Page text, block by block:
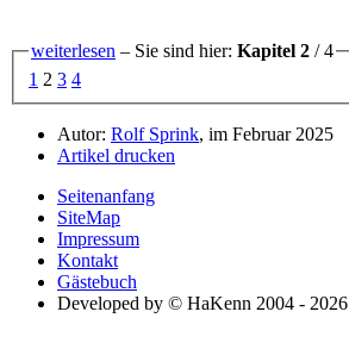
weiterlesen – Sie sind hier: Kapitel 2 / 4
1 2 3 4
Autor: Rolf Sprink, im Februar 2025
Artikel drucken
Seitenanfang
SiteMap
Impressum
Kontakt
Gästebuch
Developed by © HaKenn 2004 - 2026